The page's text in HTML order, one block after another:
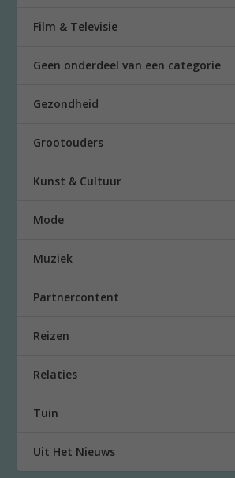
Film & Televisie
Geen onderdeel van een categorie
Gezondheid
Grootouders
Kunst & Cultuur
Mode
Muziek
Partnercontent
Reizen
Relaties
Tuin
Uit Het Nieuws